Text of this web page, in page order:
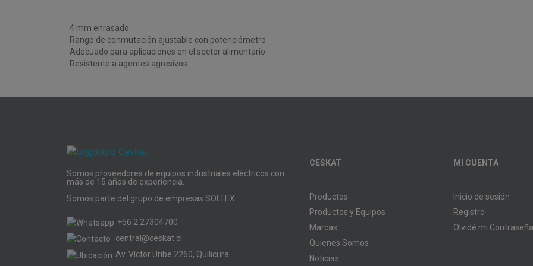
4 mm enrasado
Rango de conmutación ajustable con potenciómetro
Adecuado para aplicaciones en el sector alimentario
Resistente a agentes agresivos
Somos proveedores de equipos industriales eléctricos con
más de 15 años de experiencia.
Somos parte del grupo de empresas SOLTEX.
+56 2 27304700
central@ceskat.cl
Av. Víctor Uribe 2260, Quilicura
CESKAT
Productos
Productos y Equipos
Marcas
Quienes Somos
Noticias
MI CUENTA
Inicio de sesión
Registro
Olvidé mi Contraseña